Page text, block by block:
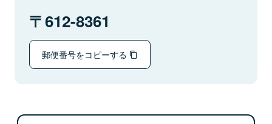
612-8361
郵便番号をコピーする